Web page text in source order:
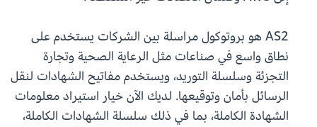
AS2 هو بروتوكول مراسلة بين الشركات يستخدم على
نطاق واسع في صناعات مثل الرعاية الصحية وتجارة
التجزئة وسلسلة التوريد، ويستخدم مفاتيح الشهادات لنقل
الرسائل بأمان وتوقيعها. لديك الآن خيار استيراد معلومات
الشهادة الكاملة، بما في ذلك سلسلة الشهادات الكاملة،